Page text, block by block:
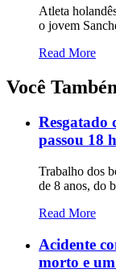
Atleta
o jovem
Read More
Você
Resgatado
passou 18
Trabalho dos
de 8 anos, do
Read More
Acidente
morto e